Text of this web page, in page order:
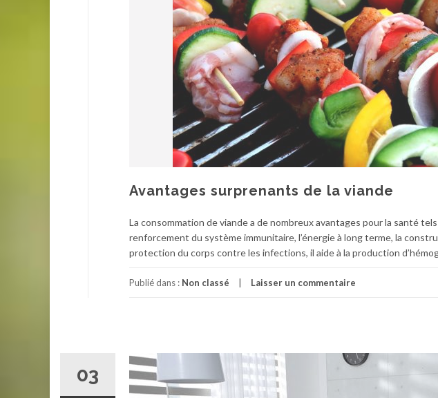
Avantages surprenants de la viande
La consommation de viande a de nombreux avantages pour la santé
renforcement du système immunitaire, l’énergie à long terme, la
protection du corps contre les infections, il aide à la production
Publié dans : Non classé Laisser un commentaire
03